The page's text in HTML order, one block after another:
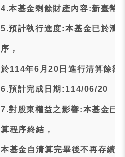
4.本基金剩餘財產內容:新臺幣
5.預計執行進度:本基金已於清
序，
於114年6月20日進行清算餘額
6.預計完成日期:114/06/20
7.對股東權益之影響:本基金已
算程序終結，
本基金自清算完畢後不再存續。